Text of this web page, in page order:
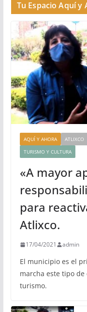
Tu Espacio Aquí y
AQUÍ Y AHORA ATLIXCO
TURISMO Y CULTURA
«A mayor
para
Atlixco.
17/04/2021 admin
El municipio es el
marcha este tipo
turismo.